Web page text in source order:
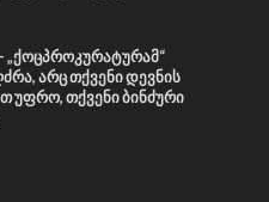
„ქოცპროკურატურამ“
არც თქვენი დევნის
უფრო, თქვენი ბინძური